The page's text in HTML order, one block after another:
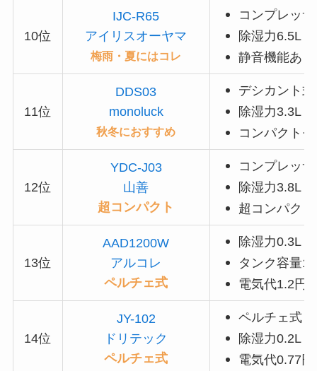
10位
IJC-R65
アイリスオーヤマ
梅雨・夏にはコレ
コンプレッ
除湿力6.5L
静音機能あり
11位
DDS03
monoluck
秋冬におすすめ
デシカント式
除湿力3.3L
コンパクト
12位
YDC-J03
山善
超コンパクト
コンプレッ
除湿力3.8L
超コンパク
13位
AAD1200W
アルコレ
ペルチェ式
除湿力0.3L /
タンク容量1L
電気代1.2円
14位
JY-102
ドリテック
ペルチェ式
ペルチェ式
除湿力0.2L
電気代0.77円